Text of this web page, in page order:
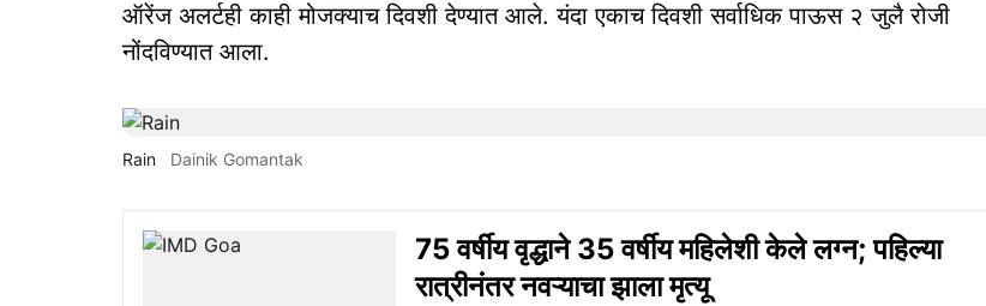
ऑरेंज अलर्टही काही मोजक्याच दिवशी देण्यात आले. यंदा एकाच दिवशी सर्वाधिक पाऊस २ जुलै रोजी
नोंदविण्यात आला.
Rain Dainik Gomantak
75 वर्षीय वृद्धाने 35 वर्षीय महिलेशी केले लग्न; पहिल्या
रात्रीनंतर नवऱ्याचा झाला मृत्यू